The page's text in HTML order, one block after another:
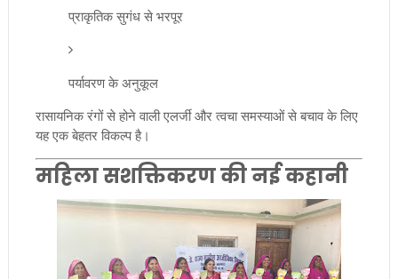
प्राकृतिक सुगंध से भरपूर
पर्यावरण के अनुकूल
रासायनिक रंगों से होने वाली एलर्जी और त्वचा समस्याओं से बचाव के लिए
यह एक बेहतर विकल्प है।
महिला सशक्तिकरण की नई कहानी